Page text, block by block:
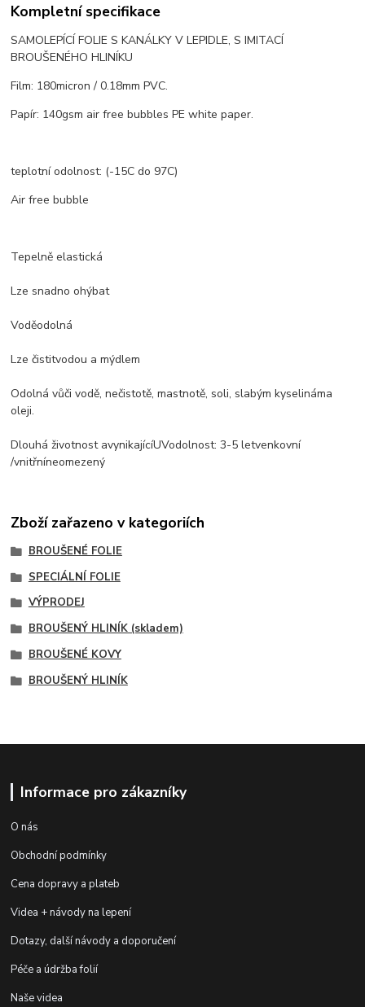
Kompletní specifikace
SAMOLEPÍCÍ FOLIE S KANÁLKY V LEPIDLE, S IMITACÍ
BROUŠENÉHO HLINÍKU
Film: 180micron / 0.18mm PVC.
Papír: 140gsm air free bubbles PE white paper.
teplotní odolnost: (-15C do 97C)
Air free bubble
Tepelně elastická
Lze snadno ohýbat
Voděodolná
Lze čistitvodou a mýdlem
Odolná vůči vodě,nečistotě, mastnotě, soli, slabým kyselináma
oleji.
Dlouhá životnost avynikajícíUVodolnost: 3-5letvenkovní
/vnitřníneomezený
Zboží zařazeno v kategoriích
BROUŠENÉ FOLIE
SPECIÁLNÍ FOLIE
VÝPRODEJ
BROUŠENÝ HLINÍK (skladem)
BROUŠENÉ KOVY
BROUŠENÝ HLINÍK
Informace pro zákazníky
O nás
Obchodní podmínky
Cena dopravy a plateb
Videa + návody na lepení
Dotazy, další návody a doporučení
Péče a údržba folií
Naše videa